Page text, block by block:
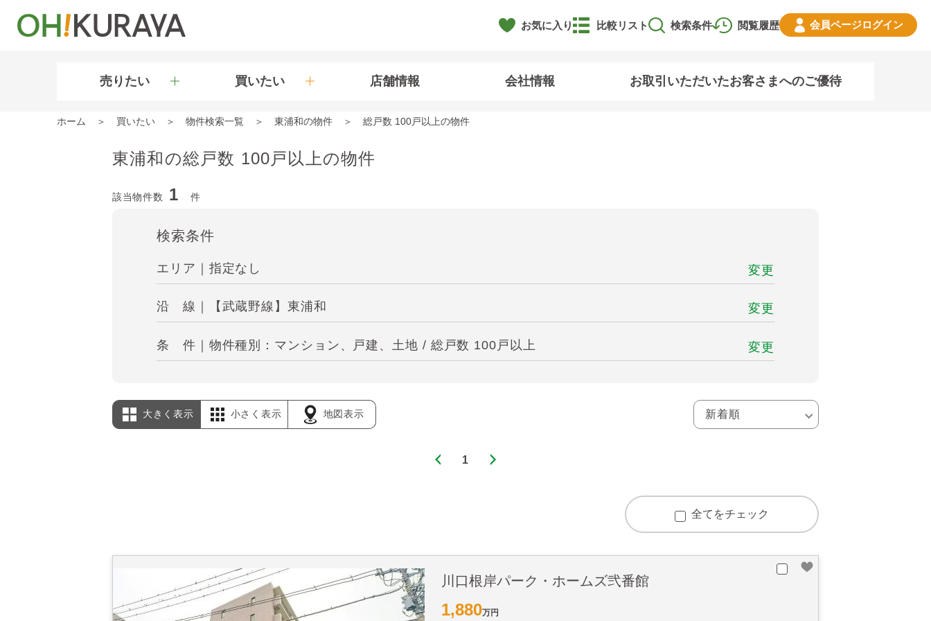
お気に入り 閲覧履歴
比較リスト 検索条件 会員ページログイン
売りたい 買いたい 店舗情報 会社情報 お取引いただいたお客さまへのご優待
ホーム 買いたい 物件検索一覧 東浦和の物件 総戸数 100戸以上の物件
東浦和の総戸数 100戸以上の物件
該当物件数 1 件
検索条件
エリア｜指定なし 変更
沿 線｜【武蔵野線】東浦和 変更
条 件｜物件種別：マンション、戸建、土地 / 総戸数 100戸以上 変更
大きく表示 小さく表示 地図表示
1
全てをチェック
川口根岸パーク・ホームズ弐番館
1,880万円